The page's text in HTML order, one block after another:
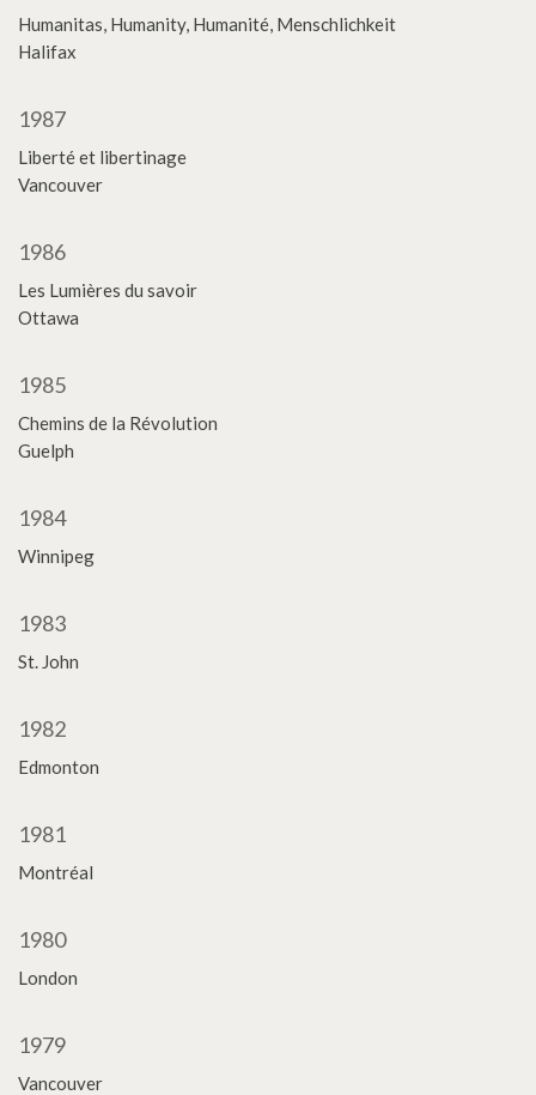
Humanitas, Humanity, Humanité, Menschlichkeit
Halifax
1987
Liberté et libertinage
Vancouver
​1986
Les Lumières du savoir
Ottawa
1985
Chemins de la Révolution
Guelph
1984
Winnipeg
1983
St. John
1982
Edmonton
1981
Montréal
1980
London
1979
Vancouver